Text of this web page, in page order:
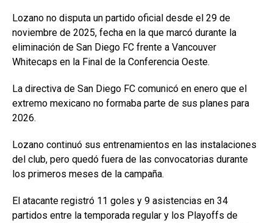
Lozano no disputa un partido oficial desde el 29 de
noviembre de 2025, fecha en la que marcó durante la
eliminación de San Diego FC frente a Vancouver
Whitecaps en la Final de la Conferencia Oeste.
La directiva de San Diego FC comunicó en enero que el
extremo mexicano no formaba parte de sus planes para
2026.
Lozano continuó sus entrenamientos en las instalaciones
del club, pero quedó fuera de las convocatorias durante
los primeros meses de la campaña.
El atacante registró 11 goles y 9 asistencias en 34
partidos entre la temporada regular y los Playoffs de